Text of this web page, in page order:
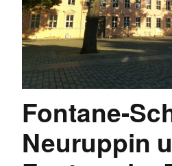
Fontane-
Neuruppin